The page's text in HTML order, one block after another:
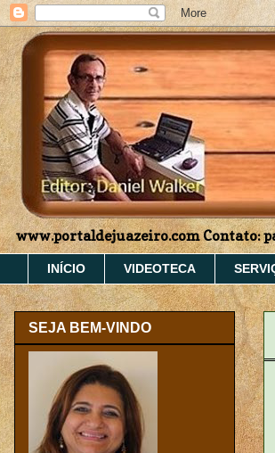
www.portaldejuazeiro.com Contato:
INÍCIO VIDEOTECA
SEJA BEM-VINDO